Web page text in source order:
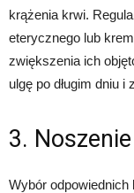
krążenia krwi.
eterycznego lub
zwiększenia ich
ulgę po długim dniu
3.
Wybór